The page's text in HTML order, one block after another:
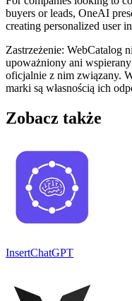
buyers or leads, OneAI
creating personalized user
Zastrzeżenie: WebCatalog
upoważniony ani
oficjalnie z nim związany.
marki są własnością ich
Zobacz także
InsertChatGPT